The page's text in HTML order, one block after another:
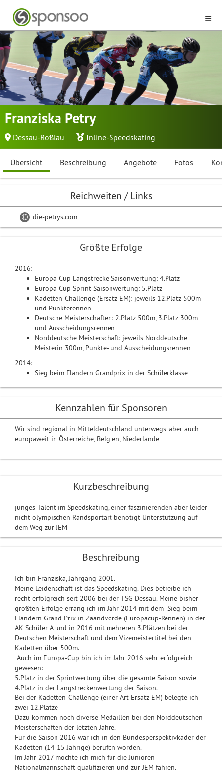
Franziska Petry
Dessau-Roßlau Inline-Speedskating
Übersicht Beschreibung Angebote Fotos
Kurzbeschreibung
junges Talent im Speedskating, einer faszinierenden aber leider
nicht olympischen Randsportart benötigt Unterstützung auf
dem Weg zur JEM
Beschreibung
Ich bin Franziska, Jahrgang 2001.
Meine Leidenschaft ist das Speedskating. Dies betreibe ich
recht erfolgreich seit 2006 bei der TSG Dessau. Meine bisher
größten Erfolge errang ich im Jahr 2014 mit dem Sieg beim
Flandern Grand Prix in Zaandvorde (Europacup-Rennen) in der
AK Schüler A und in 2016 mit mehreren 3.Plätzen bei der
Deutschen Meisterschaft und dem Vizemeistertitel bei den
Kadetten über 500m.
Auch im Europa-Cup bin ich im Jahr 2016 sehr erfolgreich
gewesen:
5.Platz in der Sprintwertung über die gesamte Saison sowie
4.Platz in der Langstreckenwertung der Saison.
Bei der Kadetten-Challenge (einer Art Ersatz-EM) belegte ich
zwei 12.Plätze
Dazu kommen noch diverse Medaillen bei den Norddeutschen
Meisterschaften der letzten Jahre.
Für die Saison 2016 war ich in den Bundesperspektivkader der
Kadetten (14-15 Jährige) berufen worden.
Im Jahr 2017 möchte ich mich für die Junioren-
Nationalmannschaft qualifizieren und zur JEM fahren.
Reichweiten / Links
die-petrys.com
Größte Erfolge
2016:
Europa-Cup Langstrecke Saisonwertung: 4.Platz
Europa-Cup Sprint Saisonwertung: 5.Platz
Kadetten-Challenge (Ersatz-EM): jeweils 12.Platz 500m
und Punkterennen
Deutsche Meisterschaften: 2.Platz 500m, 3.Platz 300m
und Ausscheidungsrennen
Norddeutsche Meisterschaft: jeweils Norddeutsche
Meisterin 300m, Punkte- und Ausscheidungsrennen
2014:
Sieg beim Flandern Grandprix in der Schülerklasse
Kennzahlen für Sponsoren
Wir sind regional in Mitteldeutschland unterwegs, aber auch
europaweit in Österreiche, Belgien, Niederlande